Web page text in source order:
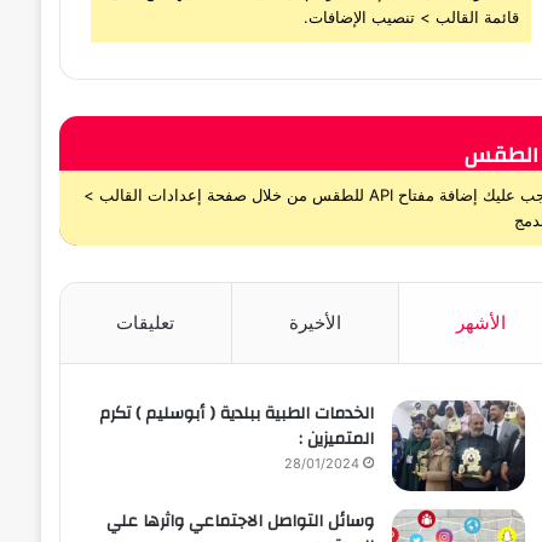
قائمة القالب > تنصيب الإضافات.
الطقس
يجب عليك إضافة مفتاح API للطقس من خلال صفحة إعدادات القالب >
الأشهر الأخيرة تعليقات
الخدمات الطبية ببلدية ( أبوسليم ) تكرم
المتميزين :
28/01/2024
وسائل التواصل الاجتماعي واثرها علي